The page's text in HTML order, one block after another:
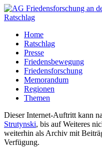
Home
Ratschlag
Presse
Friedensbewegung
Friedensforschung
Memorandum
Regionen
Themen
Dieser Internet-Auftritt kann
Strutynski, bis auf Weiteres
weiterhin als Archiv mit
Verfügung.